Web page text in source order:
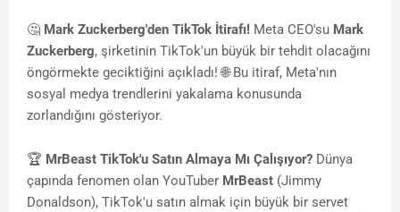
🤔 Mark Zuckerberg'den TikTok İtirafı! Meta CEO'su Mark
Zuckerberg, şirketinin TikTok'un büyük bir tehdit olacağını
öngörmekte geciktiğini açıkladı! 🌐 Bu itiraf, Meta'nın
sosyal medya trendlerini yakalama konusunda
zorlandığını gösteriyor.
🏆 MrBeast TikTok'u Satın Almaya Mı Çalışıyor? Dünya
çapında fenomen olan YouTuber MrBeast (Jimmy
Donaldson), TikTok'u satın almak için büyük bir servet